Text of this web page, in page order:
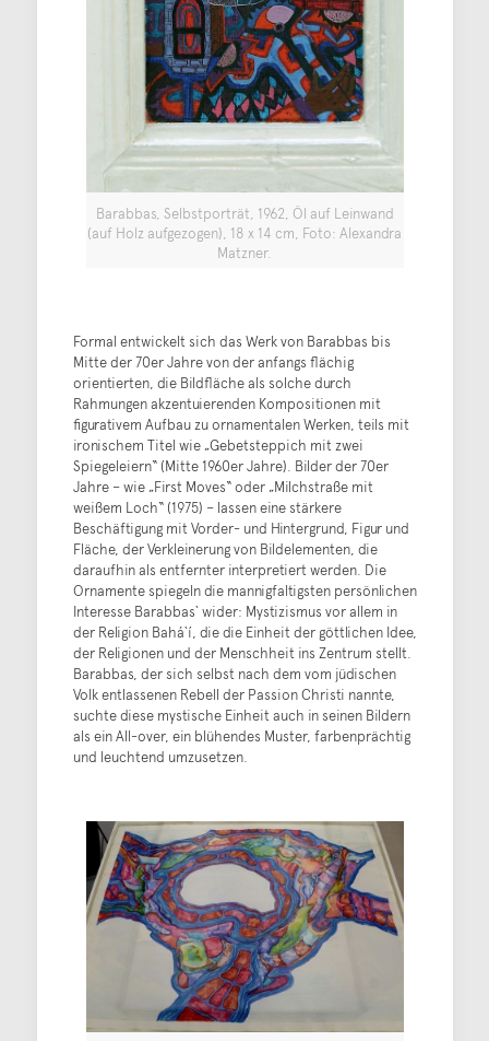
Barabbas, Selbstporträt, 1962, Öl auf Leinwand
(auf Holz aufgezogen), 18 x 14 cm, Foto: Alexandra
Matzner.
Formal entwickelt sich das Werk von Barabbas bis
Mitte der 70er Jahre von der anfangs flächig
orientierten, die Bildfläche als solche durch
Rahmungen akzentuierenden Kompositionen mit
figurativem Aufbau zu ornamentalen Werken, teils mit
ironischem Titel wie „Gebetsteppich mit zwei
Spiegeleiern“ (Mitte 1960er Jahre). Bilder der 70er
Jahre – wie „First Moves“ oder „Milchstraße mit
weißem Loch“ (1975) – lassen eine stärkere
Beschäftigung mit Vorder- und Hintergrund, Figur und
Fläche, der Verkleinerung von Bildelementen, die
daraufhin als entfernter interpretiert werden. Die
Ornamente spiegeln die mannigfaltigsten persönlichen
Interesse Barabbas` wider: Mystizismus vor allem in
der Religion Bahá`í, die die Einheit der göttlichen Idee,
der Religionen und der Menschheit ins Zentrum stellt.
Barabbas, der sich selbst nach dem vom jüdischen
Volk entlassenen Rebell der Passion Christi nannte,
suchte diese mystische Einheit auch in seinen Bildern
als ein All-over, ein blühendes Muster, farbenprächtig
und leuchtend umzusetzen.